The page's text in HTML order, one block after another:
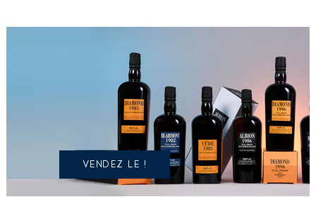
POSSÉDEZ
SPIRITUEUX
IDENTIQUE
VENDEZ LE !